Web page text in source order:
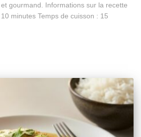
gourmand. Informations sur la recette
minutes Temps de cuisson : 15